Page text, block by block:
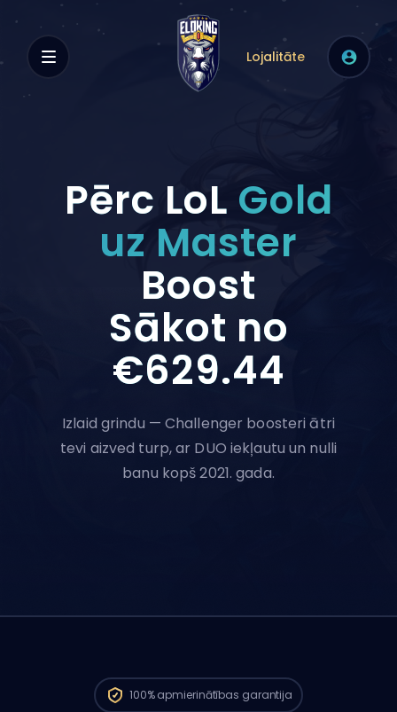
Lojalitāte
Pērc LoL Gold
uz Master
Boost
Sākot no
€629.44
Izlaid grindu — Challenger boosteri ātri
tevi aizved turp, ar DUO iekļautu un nulli
banu kopš 2021. gada.
100%apmierinātības garantija
North America ir
gatavi sākt tavu pasūtījumu jau tagad. 🔥